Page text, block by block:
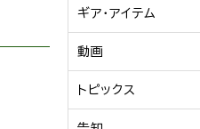
ギア・アイテム
動画
トピックス